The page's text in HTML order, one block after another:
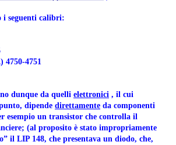
seguenti calibri:
4750-4751
dunque da quelli elettronici , il cui
dipende direttamente da componenti
esempio un transistor che controlla il
(al proposito è stato impropriamente
il LIP 148, che presentava un diodo, che,